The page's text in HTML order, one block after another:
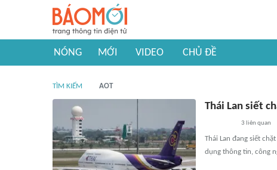
NÓNG MỚI VIDEO CHỦ ĐỀ
TÌM KIẾM AOT
Thái Lan siết
3 liên quan
Thái Lan đang siết
dụng thông tin, công